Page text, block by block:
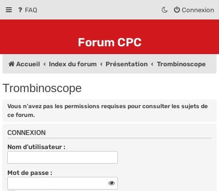
FAQ Connexion
Forum CPC
Accueil Index du forum Présentation Trombinoscope
Trombinoscope
Vous n’avez pas les permissions requises pour consulter les sujets de
ce forum.
CONNEXION
Nom d’utilisateur :
Mot de passe :